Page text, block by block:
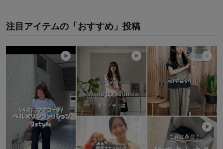
注目アイテムの「おすすめ」投稿